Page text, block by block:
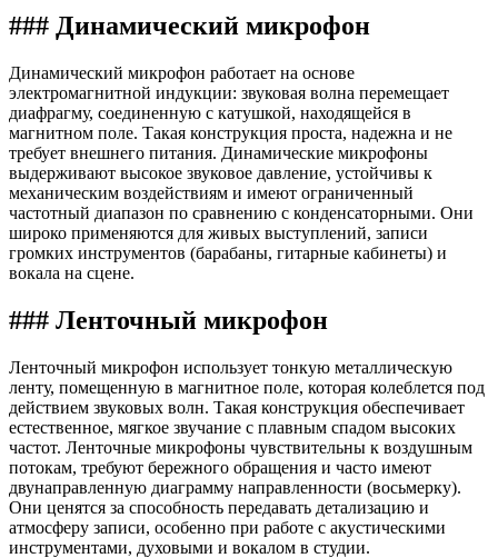
### Динамический микрофон
Динамический микрофон работает на основе
электромагнитной индукции: звуковая волна перемещает
диафрагму, соединенную с катушкой, находящейся в
магнитном поле. Такая конструкция проста, надежна и не
требует внешнего питания. Динамические микрофоны
выдерживают высокое звуковое давление, устойчивы к
механическим воздействиям и имеют ограниченный
частотный диапазон по сравнению с конденсаторными. Они
широко применяются для живых выступлений, записи
громких инструментов (барабаны, гитарные кабинеты) и
вокала на сцене.
### Ленточный микрофон
Ленточный микрофон использует тонкую металлическую
ленту, помещенную в магнитное поле, которая колеблется под
действием звуковых волн. Такая конструкция обеспечивает
естественное, мягкое звучание с плавным спадом высоких
частот. Ленточные микрофоны чувствительны к воздушным
потокам, требуют бережного обращения и часто имеют
двунаправленную диаграмму направленности (восьмерку).
Они ценятся за способность передавать детализацию и
атмосферу записи, особенно при работе с акустическими
инструментами, духовыми и вокалом в студии.